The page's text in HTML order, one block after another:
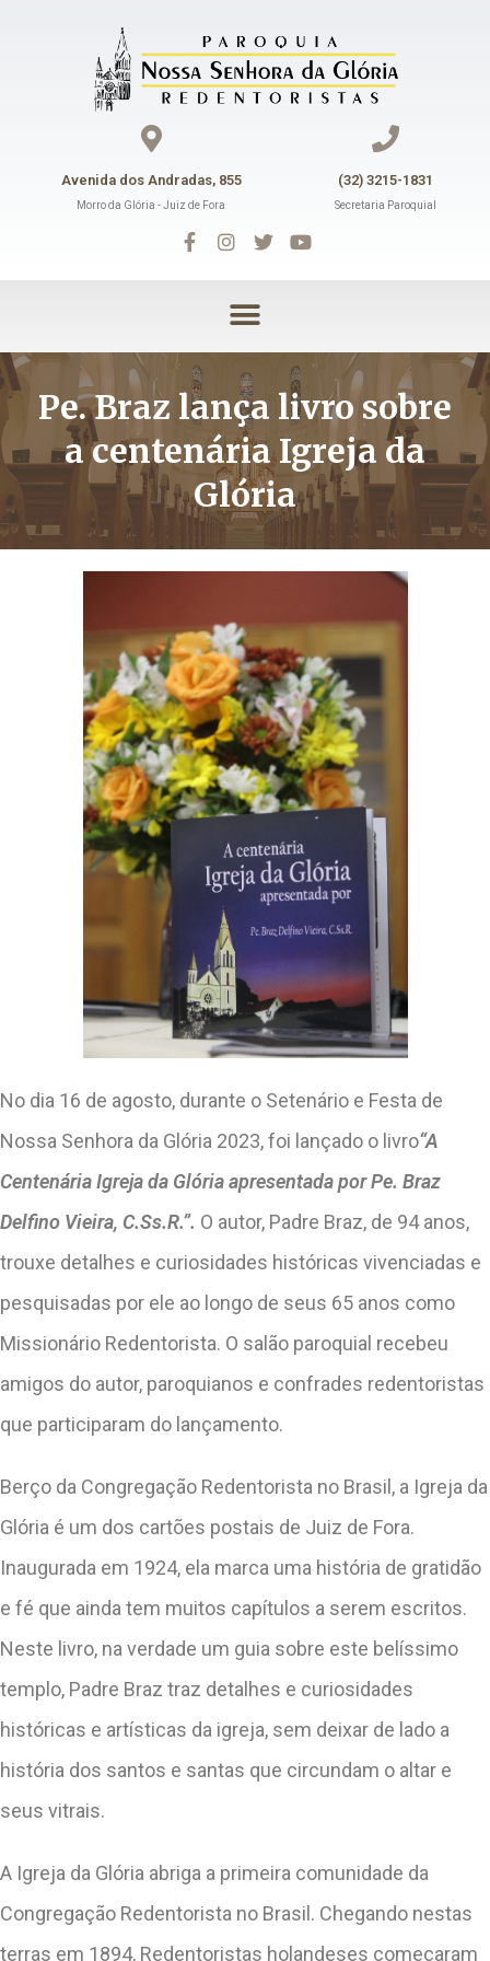
Avenida dos Andradas, 855
Morro da Glória - Juiz de Fora
(32) 3215-1831
Secretaria Paroquial
Pe. Braz lança livro sobre
a centenária Igreja da
Glória
No dia 16 de agosto, durante o Setenário e Festa de
Nossa Senhora da Glória 2023, foi lançado o livro“A
Centenária Igreja da Glória apresentada por Pe. Braz
Delfino Vieira, C.Ss.R.”. O autor, Padre Braz, de 94 anos,
trouxe detalhes e curiosidades históricas vivenciadas e
pesquisadas por ele ao longo de seus 65 anos como
Missionário Redentorista. O salão paroquial recebeu
amigos do autor, paroquianos e confrades redentoristas
que participaram do lançamento.
Berço da Congregação Redentorista no Brasil, a Igreja da
Glória é um dos cartões postais de Juiz de Fora.
Inaugurada em 1924, ela marca uma história de gratidão
e fé que ainda tem muitos capítulos a serem escritos.
Neste livro, na verdade um guia sobre este belíssimo
templo, Padre Braz traz detalhes e curiosidades
históricas e artísticas da igreja, sem deixar de lado a
história dos santos e santas que circundam o altar e
seus vitrais.
A Igreja da Glória abriga a primeira comunidade da
Congregação Redentorista no Brasil. Chegando nestas
terras em 1894, Redentoristas holandeses começaram